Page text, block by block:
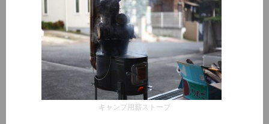
キャンプ用薪ストーブ